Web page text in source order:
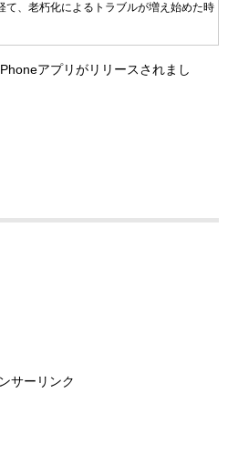
て、老朽化によるトラブルが増え始めた時
アプリがリリースされまし
サーリンク